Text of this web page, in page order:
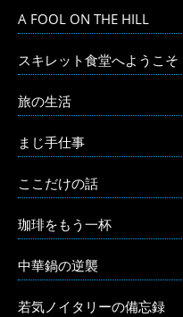
A FOOL ON THE HILL
スキレット食堂へようこそ
旅の生活
まじ手仕事
ここだけの話
珈琲をもう一杯
中華鍋の逆襲
若気ノイタリーの備忘録